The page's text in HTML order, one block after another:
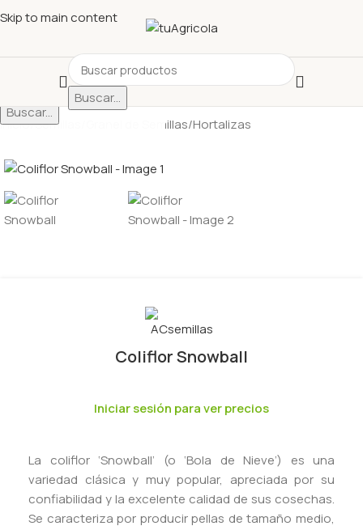
Skip to main content
Buscar...
Inicio/Semillas Granel de Semillas/Hortalizas
Coliflor Snowball
Iniciar sesión para ver precios
La coliflor ‘Snowball’ (o ‘Bola de Nieve’) es una
variedad clásica y muy popular, apreciada por su
confiabilidad y la excelente calidad de sus cosechas.
Se caracteriza por producir pellas de tamaño medio,
Seleccionar categoría
Buscar...